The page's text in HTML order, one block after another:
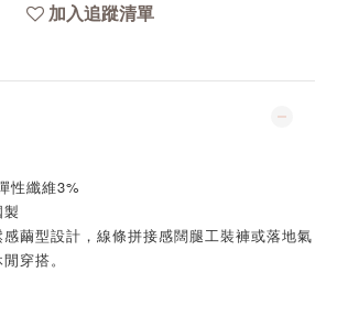
加入追蹤清單
性纖維3%
繭型設計，線條拼接感闊腿工裝褲或落地氣
穿搭。